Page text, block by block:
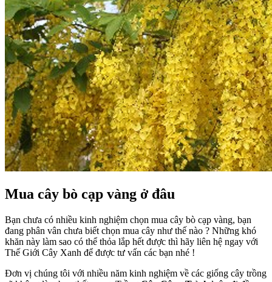
Mua cây bò cạp vàng ở đâu
Bạn chưa có nhiều kinh nghiệm chọn mua cây bò cạp vàng, bạn
đang phân vân chưa biết chọn mua cây như thế nào ? Những khó
khăn này làm sao có thể thỏa lắp hết được thì hãy liên hệ ngay với
Thế Giới Cây Xanh để được tư vấn các bạn nhé !
Đơn vị chúng tôi với nhiều năm kinh nghiệm về các giống cây trồng